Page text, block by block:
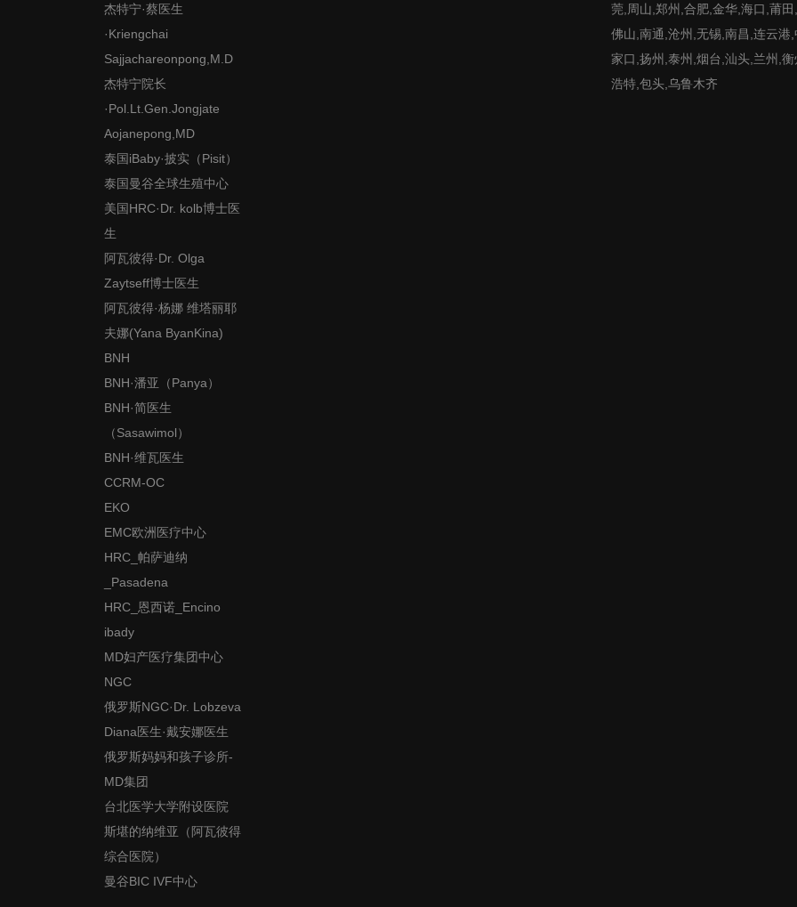
杰特宁·蔡医生
·Kriengchai
Sajjachareonpong,M.D
杰特宁院长
·Pol.Lt.Gen.Jongjate
Aojanepong,MD
泰国iBaby·披实（Pisit）
泰国曼谷全球生殖中心
美国HRC·Dr. kolb博士医
生
阿瓦彼得·Dr. Olga
Zaytseff博士医生
阿瓦彼得·杨娜 维塔丽耶
夫娜(Yana ByanKina)
BNH
BNH·潘亚（Panya）
BNH·简医生
（Sasawimol）
BNH·维瓦医生
CCRM-OC
EKO
EMC欧洲医疗中心
HRC_帕萨迪纳
_Pasadena
HRC_恩西诺_Encino
ibady
MD妇产医疗集团中心
NGC
俄罗斯NGC·Dr. Lobzeva
Diana医生·戴安娜医生
俄罗斯妈妈和孩子诊所-
MD集团
台北医学大学附设医院
斯堪的纳维亚（阿瓦彼得
综合医院）
曼谷BIC IVF中心
莞,周山,郑州,合肥,金华,海口,莆
佛山,南通,沧州,无锡,南昌,连云港
家口,扬州,泰州,烟台,汕头,兰州,
浩特,包头,乌鲁木齐